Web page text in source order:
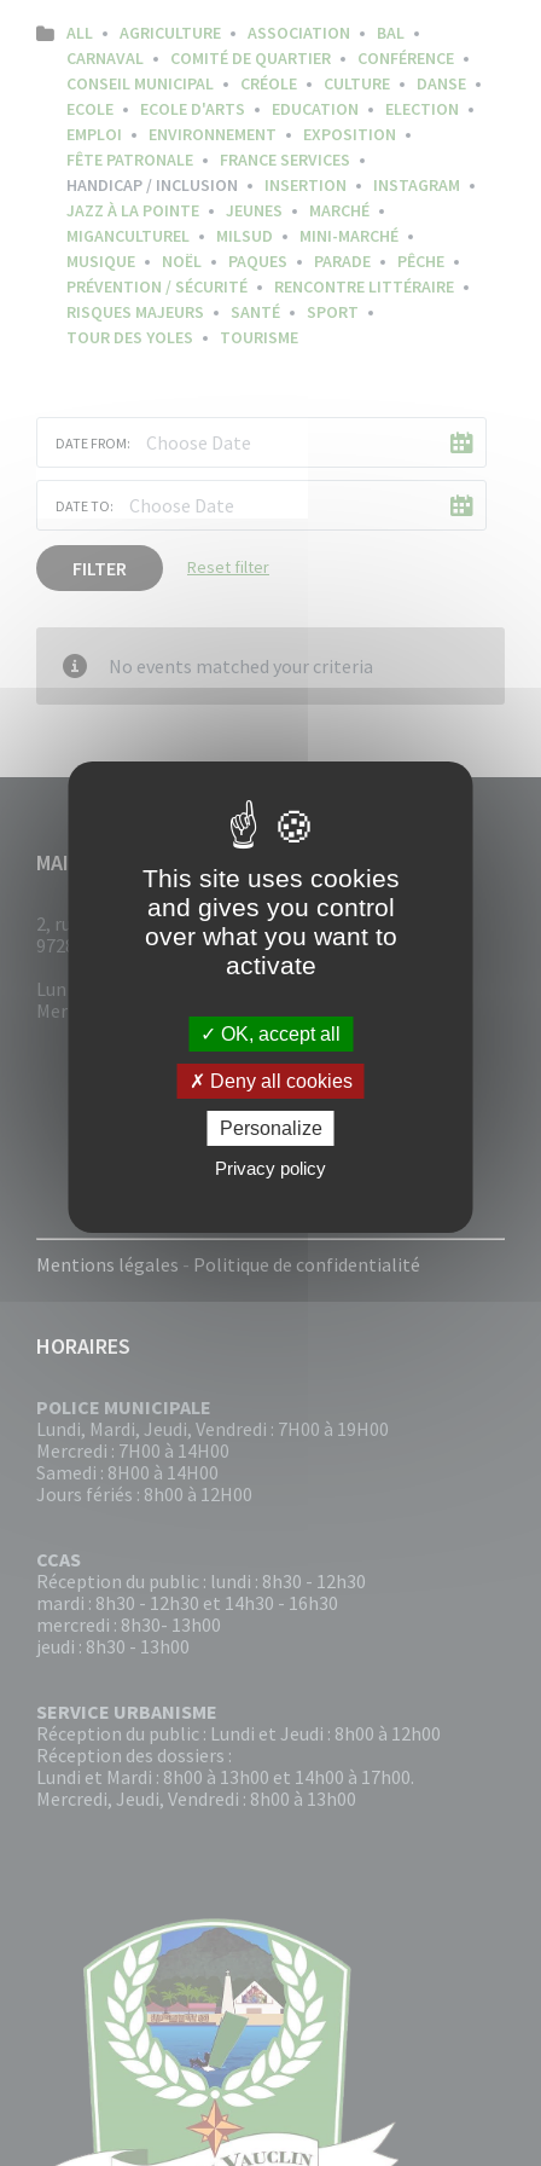
ALL AGRICULTURE ASSOCIATION
BAL
CARNAVAL
COMITÉ DE QUARTIER
CONFÉRENCE
CONSEIL MUNICIPAL
CRÉOLE CULTURE
DANSE
ECOLE
ECOLE D'ARTS EDUCATION
ELECTION
EMPLOI
ENVIRONNEMENT
EXPOSITION
FÊTE PATRONALE
FRANCE SERVICES
HANDICAP / INCLUSION
INSERTION
INSTAGRAM
JAZZ À LA POINTE
JEUNES
MARCHÉ
MIGANCULTUREL
MILSUD
MINI-MARCHÉ
MUSIQUE
NOËL PAQUES PARADE
PÊCHE
PRÉVENTION / SÉCURITÉ
RENCONTRE LITTÉRAIRE
RISQUES MAJEURS
SANTÉ
SPORT
TOUR DES YOLES
TOURISME
DATE FROM:
DATE TO:
FILTER Reset filter
No events matched your criteria
MAIRIE DU VAUCLIN
2, rue Collignon
97280 Le Vauclin
Lun - Mar : 7h30- 13h & 14h-17h
Mer-Jeu-Vend : 7h30 - 13h30
Mentions légales - Politique de confidentialité
HORAIRES
POLICE MUNICIPALE
Lundi, Mardi, Jeudi, Vendredi : 7H00 à 19H00
Mercredi : 7H00 à 14H00
Samedi : 8H00 à 14H00
Jours fériés : 8h00 à 12H00
CCAS
Réception du public : lundi : 8h30 - 12h30
mardi : 8h30 - 12h30 et 14h30 - 16h30
mercredi : 8h30- 13h00
jeudi : 8h30 - 13h00
SERVICE URBANISME
Réception du public : Lundi et Jeudi : 8h00 à 12h00
Réception des dossiers :
Lundi et Mardi : 8h00 à 13h00 et 14h00 à 17h00.
Mercredi, Jeudi, Vendredi : 8h00 à 13h00
This site uses cookies
and gives you control
over what you want to
activate
OK, accept all
Deny all cookies
Personalize
Privacy policy